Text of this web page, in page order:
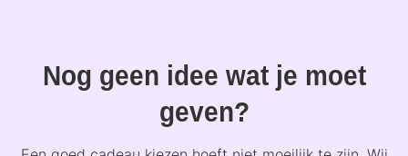
Nog geen idee wat je moet
geven?